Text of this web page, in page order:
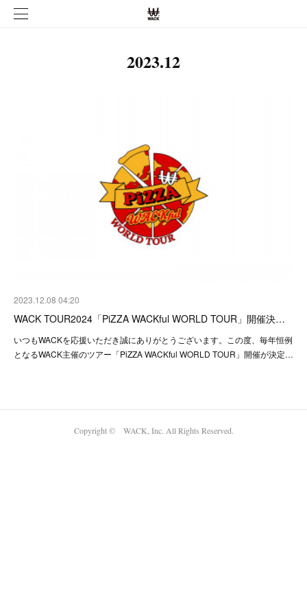
2023.12
2023.12.08 04:20
WACK TOUR2024「PiZZA WACKful WORLD TOUR」開催決…
いつもWACKを応援いただき誠にありがとうございます。この度、毎年恒例
となるWACK主催のツアー「PiZZA WACKful WORLD TOUR」開催が決定…
Copyright © WACK, Inc. All Rights Reserved.